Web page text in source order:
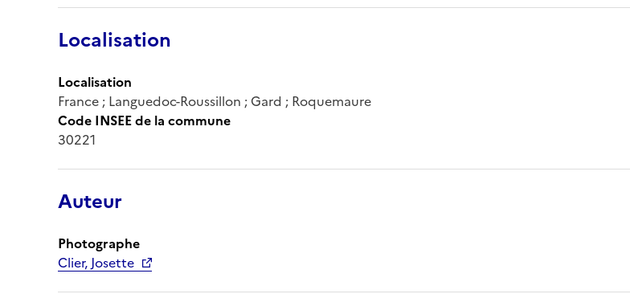
Localisation
Localisation
France ; Languedoc-Roussillon ; Gard ; Roquemaure
Code INSEE de la commune
30221
Auteur
Photographe
Clier, Josette